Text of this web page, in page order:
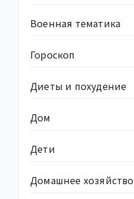
Военная тематика
Гороскоп
Диеты и похудение
Дом
Дети
Домашнее хозяйство